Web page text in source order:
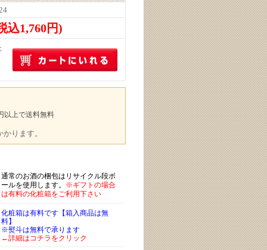
込1,760円)
以上で送料無料
ります。
通常のお酒の梱包はリサイクル段ボ
ールを使用します。 ※ギフトの場合
は有料の化粧箱をご利用下さい
化粧箱は有料です【箱入商品は無
料】
※熨斗は無料で承ります
←詳細はコチラをクリック